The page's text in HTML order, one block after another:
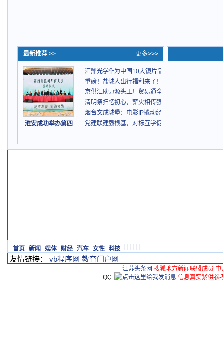
最新推荐 >> 更多>>>
淮安成功举办第四
汇鼎光学作为中国10大镜片品牌之一亮相央视《科
重磅！盐城人出行福利来了！市域交通便民快巴4月
京供汇助力源头工厂贸易通全球
清明祭扫忆初心，薪火相传强党性
烟台文成城堡：电影IP撬动经济，打造“一带一路”文
党建联建强根基，对标互学促提升
首页 新闻 娱体 财经 汽车 女性 科技
友情链接： vb程序网 教育门户网
江苏头条网 搜狐地方新闻联盟成员
QQ:
信息真实紧供参